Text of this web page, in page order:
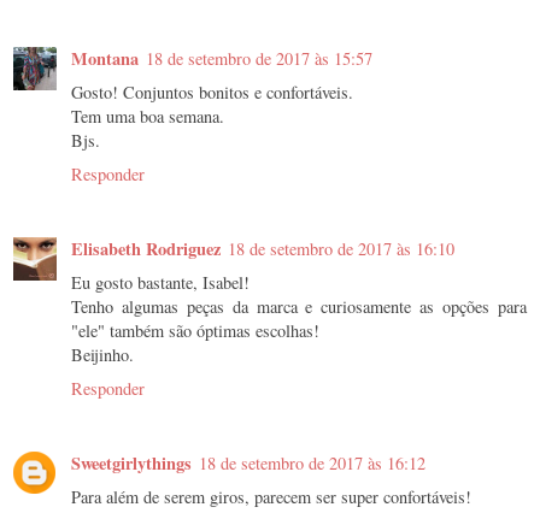
Montana 18 de setembro de 2017 às 15:57
Gosto! Conjuntos bonitos e confortáveis.
Tem uma boa semana.
Bjs.
Responder
Elisabeth Rodriguez 18 de setembro de 2017 às 16:10
Eu gosto bastante, Isabel!
Tenho algumas peças da marca e curiosamente as opções para
"ele" também são óptimas escolhas!
Beijinho.
Responder
Sweetgirlythings 18 de setembro de 2017 às 16:12
Para além de serem giros, parecem ser super confortáveis!